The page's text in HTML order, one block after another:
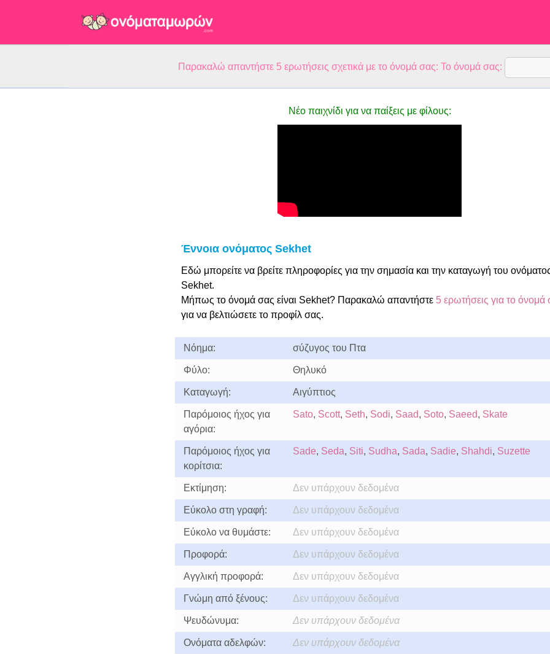
Παρακαλώ απαντήστε 5 ερωτήσεις σχετικά με το όνομά σας: Το όνομά σας:
Νέο παιχνίδι για να παίξεις με φίλους:
Έννοια ονόματος Sekhet
Εδώ μπορείτε να βρείτε πληροφορίες για την σημασία και την καταγωγή του
Sekhet.
Μήπως το όνομά σας είναι Sekhet? Παρακαλώ απαντήστε5 ερωτήσεις για το όνομά
για να βελτιώσετε το προφίλ σας.
Νόημα: σύζυγος του Πτα
Φύλο: Θηλυκό
Καταγωγή: Αιγύπτιος
Παρόμοιος ήχος για
αγόρια:
Sato, Scott, Seth, Sodi, Saad, Soto, Saeed, Skate
Παρόμοιος ήχος για
κορίτσια:
Sade, Seda, Siti, Sudha, Sada, Sadie, Shahdi, Suzette
Εκτίμηση: Δεν υπάρχουν δεδομένα
Εύκολο στη γραφή: Δεν υπάρχουν δεδομένα
Εύκολο να θυμάστε: Δεν υπάρχουν δεδομένα
Προφορά: Δεν υπάρχουν δεδομένα
Αγγλική προφορά: Δεν υπάρχουν δεδομένα
Γνώμη από ξένους: Δεν υπάρχουν δεδομένα
Ψευδώνυμα: Δεν υπάρχουν δεδομένα
Ονόματα αδελφών: Δεν υπάρχουν δεδομένα